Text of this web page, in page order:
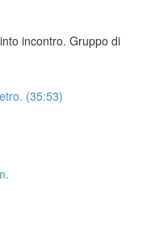
incontro. Gruppo di
(35:53)